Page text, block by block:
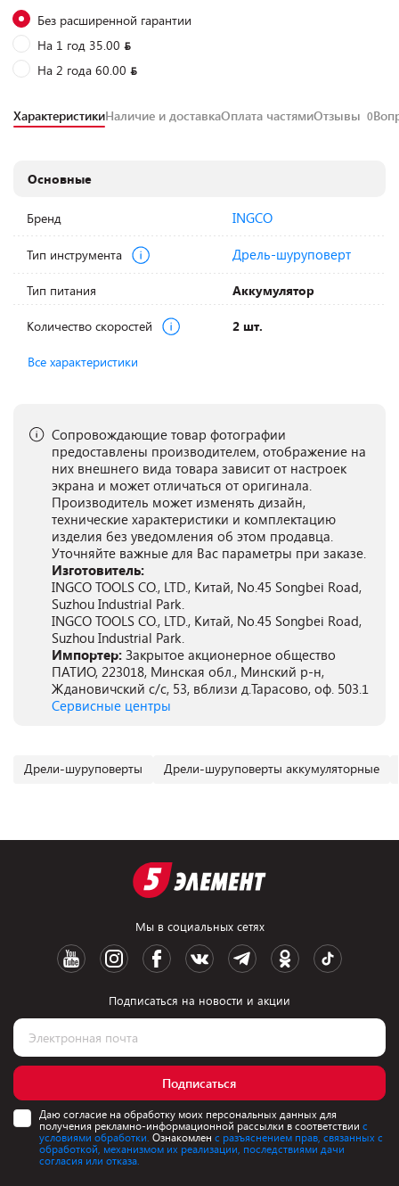
Без расширенной гарантии
На 1 год 35.00
На 2 года 60.00
ХарактеристикиНаличие и доставкаОплата частямиОтзывы 0
Основные
Бренд INGCO
Тип инструмента Дрель-шуруповерт
Тип питания Аккумулятор
Количество скоростей 2 шт.
Все характеристики
Сопровождающие товар фотографии
предоставлены производителем, отображение на
них внешнего вида товара зависит от настроек
экрана и может отличаться от оригинала.
Производитель может изменять дизайн,
технические характеристики и комплектацию
изделия без уведомления об этом продавца.
Уточняйте важные для Вас параметры при заказе.
Изготовитель:
INGCO TOOLS CO., LTD., Китай, No.45 Songbei Road,
Suzhou Industrial Park.
INGCO TOOLS CO., LTD., Китай, No.45 Songbei Road,
Suzhou Industrial Park.
Импортер: Закрытое акционерное общество
ПАТИО, 223018, Минская обл., Минский р-н,
Ждановичский с/с, 53, вблизи д.Тарасово, оф. 503.1
Сервисные центры
Дрели-шуруповерты Дрели-шуруповерты аккумуляторные
Мы в социальных сетях
Подписаться на новости и акции
Подписаться
Даю согласие на обработку моих персональных данных для
получения рекламно-информационной рассылки в соответствии с
условиями обработки. Ознакомлен с разъяснением прав, связанных с
обработкой, механизмом их реализации, последствиями дачи
согласия или отказа.